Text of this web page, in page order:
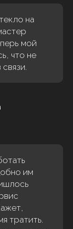
на
мой
что не
им
тратить.